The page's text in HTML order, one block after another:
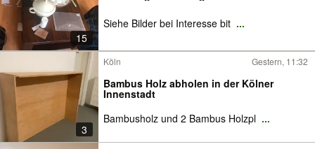
15
Siehe Bilder bei Interesse bit ...
3
Köln Gestern, 11:32
Bambus Holz abholen in der Kölner
Innenstadt
Bambusholz und 2 Bambus Holzpl ...